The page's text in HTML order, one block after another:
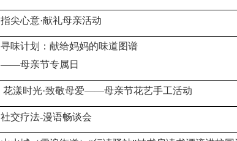
指尖心意·献礼母亲活动
寻味计划：献给妈妈的味道图谱
——母亲节专属日
花漾时光·致敬母爱——母亲节花艺手工活动
社交疗法-漫语畅谈会